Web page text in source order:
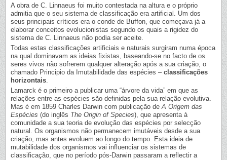
A obra de C. Linnaeus foi muito contestada na altura e o próprio
admitia que o seu sistema de classificação era artificial. Um dos
seus principais críticos era o conde de Buffon, que começava já a
elaborar conceitos evolucionistas segundo os quais a rigidez do
sistema de C. Linnaeus não podia ser aceite.
Todas estas classificações artificiais e naturais surgiram numa época
na qual dominavam as ideias fixistas, baseando-se no facto de os
seres vivos não sofrerem qualquer alteração após a sua criação, o
chamado Principio da Imutabilidade das espécies – classificações
horizontais.
Lamarck é o primeiro a publicar uma “árvore da vida” em que as
relações entre as espécies são definidas pela sua relação evolutiva.
Mas é em 1859 Charles Darwin com publicação de A Origem das
Espécies (do inglês The Origin of Species), que apresenta à
comunidade a sua teoria de evolução das espécies por selecção
natural. Os organismos não permanecem imutáveis desde a sua
criação, mas antes evoluem ao longo do tempo. Esta ideia de
mutabilidade dos organismos vai influenciar os sistemas de
classificação, que no período pós-Darwin passaram a reflectir a